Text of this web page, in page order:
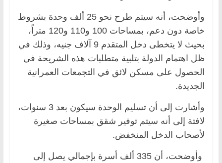
وأوضحت، أنه سيتم طرح نحو 25 ألف وحدة بشروط
خاصة دون دعم، بمساحات 100 و110 و120 متراً،
بحيث لا يتخطى دخل المتقدم 9 آلاف جنيه، وذلك في
ظل اهتمام الدولة بتلبية متطلبات هذه الشريحة في
الحصول على مسكن لائق في التجمعات العمرانية
الجديدة.
وأشارت إلى أن تسليم الوحدة سيكون بعد 3 سنوات،
لافتة إلى أنه سيتم توفير شقق بمساحات صغيرة
لأصحاب الدخل المنخفض.
وأوضحت، أن 335 ألف أسرة بإجمالي يصل إلى